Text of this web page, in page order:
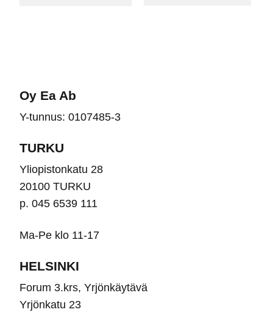
Oy Ea Ab
Y-tunnus: 0107485-3
TURKU
Yliopistonkatu 28
20100 TURKU
p. 045 6539 111
Ma-Pe klo 11-17
HELSINKI
Forum 3.krs, Yrjönkäytävä
Yrjönkatu 23